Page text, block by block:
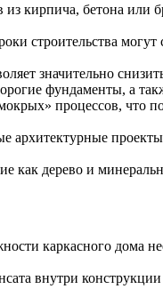
кирпича, бетона или
строительства могут
значительно
фундаменты, а
процессов, что
архитектурные
дерево и
каркасного дома
внутри